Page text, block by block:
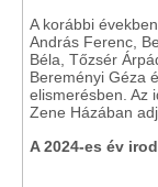
A korábbi
András Ferenc,
Béla, Tőzsér
Bereményi Géza
elismerésben. Az
Zene Házában
A 2024-es év